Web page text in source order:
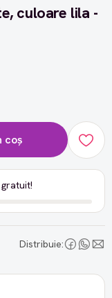
culoare lila -
coș
Distribuie: